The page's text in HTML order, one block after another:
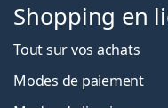
Shopping en
Tout sur vos achats
Modes de paiement